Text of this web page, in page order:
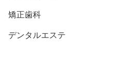
矯正歯科
デンタルエステ